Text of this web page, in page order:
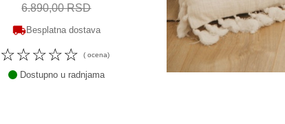
6.890,00 RSD
Besplatna dostava
☆
☆
☆
☆
☆ ( ocena)
Dostupno u radnjama